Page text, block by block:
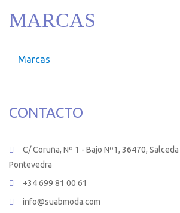
MARCAS
Marcas
CONTACTO
C/ Coruña, Nº 1 - Bajo Nº1, 36470,
Pontevedra
+34 699 81 00 61
info@suabmoda.com